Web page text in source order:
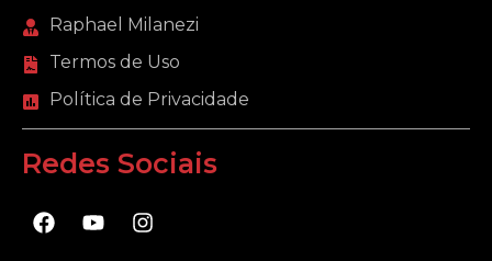
Raphael Milanezi
Termos de Uso
Política de Privacidade
Redes Sociais
F
a
Y
o
I
n